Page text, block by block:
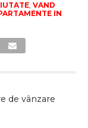
, VAND
IN
de vânzare